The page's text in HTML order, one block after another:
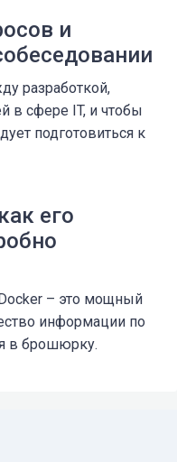
и
разработкой,
в сфере IT, и чтобы
подготовиться к
его
– это мощный
информации по
в брошюрку.